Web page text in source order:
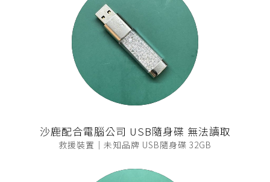
沙鹿配合電腦公司 USB隨身碟 無法讀取
救援裝置｜未知品牌 USB隨身碟 32GB